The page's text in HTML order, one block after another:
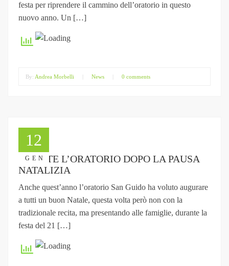
festa per riprendere il cammino dell’oratorio in questo
nuovo anno. Un […]
By: Andrea Morbelli News 0 comments
12
GEN
RIPARTE L’ORATORIO DOPO LA PAUSA
NATALIZIA
Anche quest’anno l’oratorio San Guido ha voluto augurare
a tutti un buon Natale, questa volta però non con la
tradizionale recita, ma presentando alle famiglie, durante la
festa del 21 […]